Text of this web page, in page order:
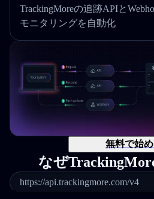
TrackingMoreの追跡APIと
モニタリングを自動化
無料で始
なぜ
https://api.trackingmore.com/v4